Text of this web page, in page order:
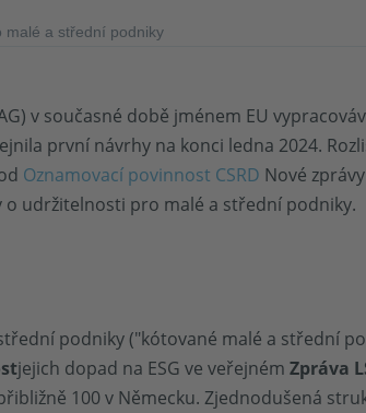
malé a střední podniky
v současné době jménem EU
první návrhy na konci ledna 2024.
Oznamovací povinnost CSRD Nové
udržitelnosti pro malé a střední podniky.
podniky ("kótované malé a střední
jejich dopad na ESG ve veřejnémZpráva
100 v Německu. Zjednodušená